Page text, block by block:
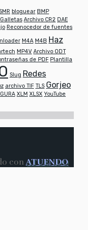
bloguear BMP
Galletas Archivo CR2 DAE
Reconocedor de fuentes
M4A M4B Haz
MP4V Archivo ODT
de PDF Plantilla
Slug Redes
archivo TIF TLS Gorjeo
XLM XLSX YouTube
con ATUENDO